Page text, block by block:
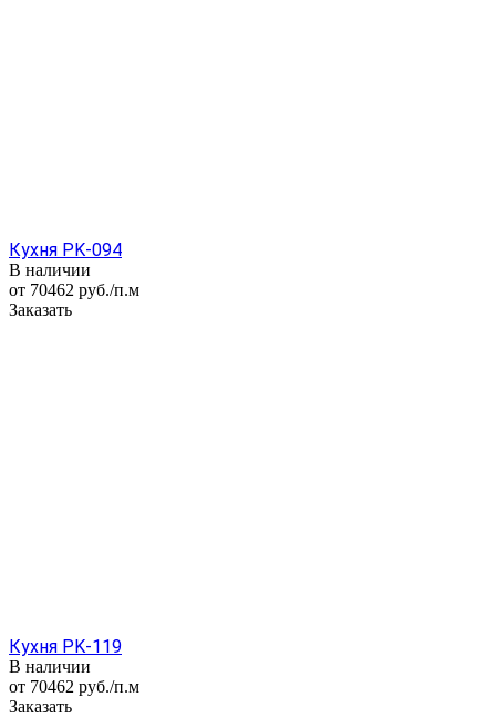
Кухня PK-094
В наличии
от 70462 руб./п.м
Заказать
Кухня PK-119
В наличии
от 70462 руб./п.м
Заказать